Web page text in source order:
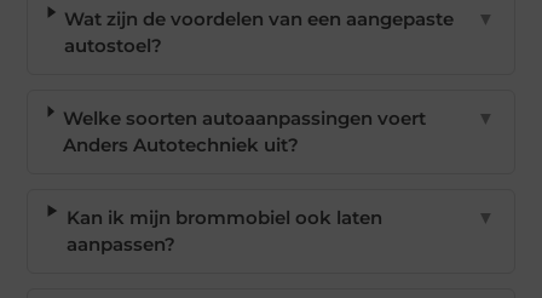
Wat zijn de voordelen van een aangepaste
autostoel?
▼
Welke soorten autoaanpassingen voert
Anders Autotechniek uit?
▼
Kan ik mijn brommobiel ook laten
aanpassen?
▼